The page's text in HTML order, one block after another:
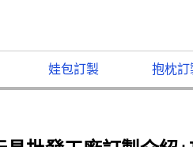
娃包訂製 抱枕訂